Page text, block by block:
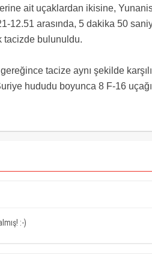
ait uçaklardan ikisine,
12.51 arasında, 5 dakika 50
tacizde bulunuldu.
tacize aynı şekilde
hududu boyunca 8 F-16
:-)